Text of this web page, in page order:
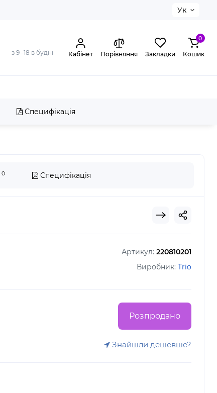
Ук
з 9 -18 в будні
Кабінет Порівняння Закладки
0
Кошик
Специфікація
0 Специфікація
Артикул: 220810201
Виробник: Trio
Розпродано
Знайшли дешевше?